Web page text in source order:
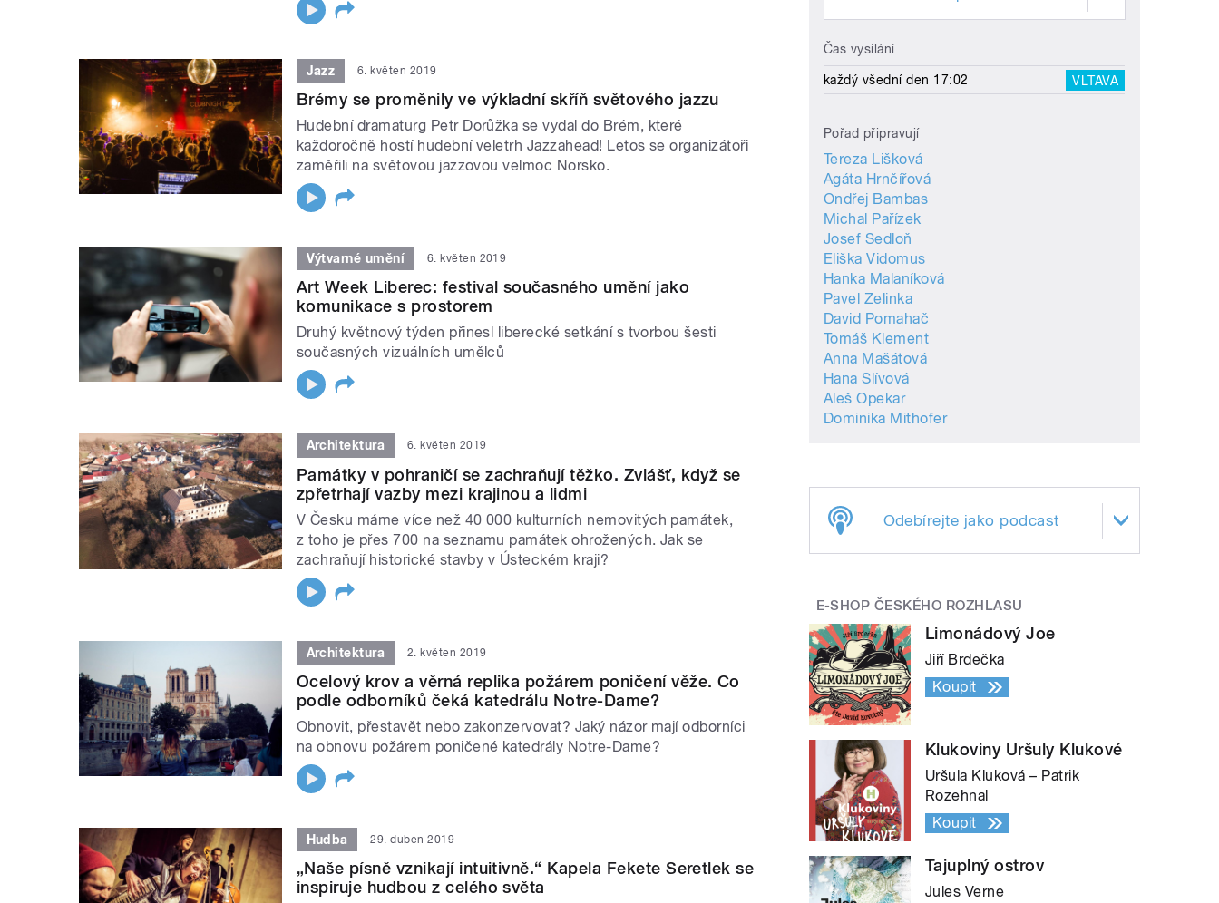
Jazz 6. květen 2019
Brémy se proměnily ve výkladní skříň světového jazzu
Hudební dramaturg Petr Dorůžka se vydal do Brém, které
každoročně hostí hudební veletrh Jazzahead! Letos se organizátoři
zaměřili na světovou jazzovou velmoc Norsko.
Výtvarné umění 6. květen 2019
Art Week Liberec: festival současného umění jako
komunikace s prostorem
Druhý květnový týden přinesl liberecké setkání s tvorbou šesti
současných vizuálních umělců
Architektura 6. květen 2019
Památky v pohraničí se zachraňují těžko. Zvlášť, když se
zpřetrhají vazby mezi krajinou a lidmi
V Česku máme více než 40 000 kulturních nemovitých památek,
z toho je přes 700 na seznamu památek ohrožených. Jak se
zachraňují historické stavby v Ústeckém kraji?
Architektura 2. květen 2019
Ocelový krov a věrná replika požárem poničení věže. Co
podle odborníků čeká katedrálu Notre-Dame?
Obnovit, přestavět nebo zakonzervovat? Jaký názor mají odborníci
na obnovu požárem poničené katedrály Notre-Dame?
Hudba 29. duben 2019
„Naše písně vznikají intuitivně.“ Kapela Fekete Seretlek se
inspiruje hudbou z celého světa
Čas vysílání
každý všední den 17:02 VLTAVA
Pořad připravují
Tereza Lišková
Agáta Hrnčířová
Ondřej Bambas
Michal Pařízek
Josef Sedloň
Eliška Vidomus
Hanka Malaníková
Pavel Zelinka
David Pomahač
Tomáš Klement
Anna Mašátová
Hana Slívová
Aleš Opekar
Dominika Mithofer
Odebírejte jako podcast
E-SHOP ČESKÉHO ROZHLASU
Limonádový Joe
Jiří Brdečka
Koupit
Klukoviny Uršuly Klukové
Uršula Kluková – Patrik
Rozehnal
Koupit
Tajuplný ostrov
Jules Verne